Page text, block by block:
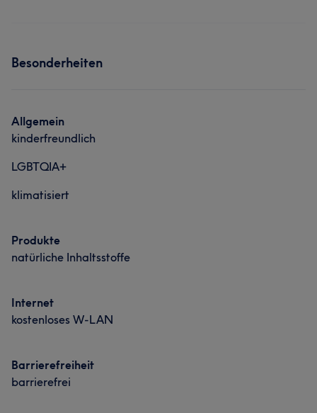
Besonderheiten
Allgemein
kinderfreundlich
LGBTQIA+
klimatisiert
Produkte
natürliche Inhaltsstoffe
Internet
kostenloses W-LAN
Barrierefreiheit
barrierefrei